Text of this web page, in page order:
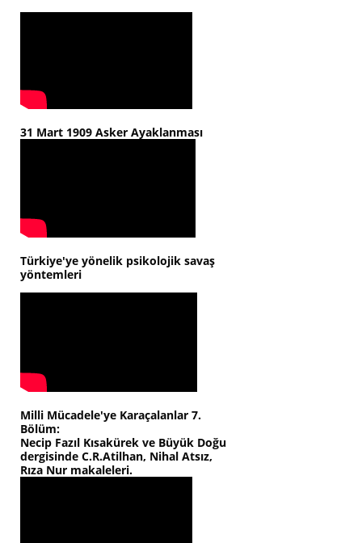
31 Mart 1909 Asker Ayaklanması
Türkiye'ye yönelik psikolojik savaş
yöntemleri
Milli Mücadele'ye Karaçalanlar 7.
Bölüm:
Necip Fazıl Kısakürek ve Büyük Doğu
dergisinde C.R.Atilhan, Nihal Atsız,
Rıza Nur makaleleri.